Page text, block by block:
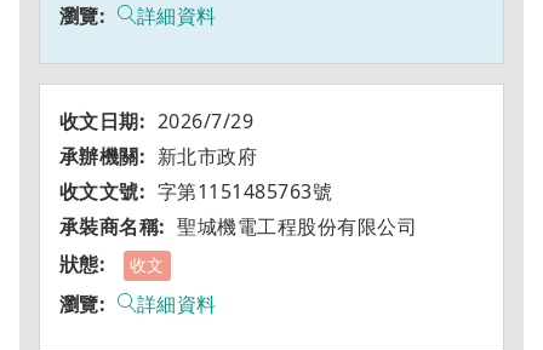
詳細資料
2026/7/29
新北市政府
字第1151485763號
聖城機電工程股份有限公司
收文
詳細資料